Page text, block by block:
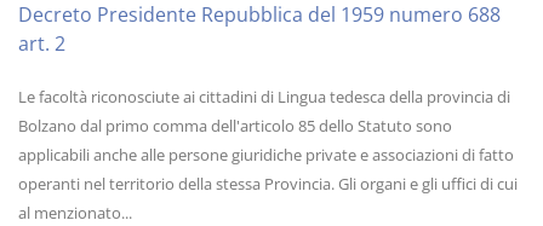
Decreto Presidente Repubblica del 1959 numero 688
art. 2
Le facoltà riconosciute ai cittadini di Lingua tedesca della provincia di
Bolzano dal primo comma dell'articolo 85 dello Statuto sono
applicabili anche alle persone giuridiche private e associazioni di fatto
operanti nel territorio della stessa Provincia. Gli organi e gli uffici di cui
al menzionato...